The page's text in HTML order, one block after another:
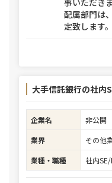
事いただきま
配属部門は
定致します。
大手信託銀行の社内
企業名
非公開
業界
その他
業種・職種
社内